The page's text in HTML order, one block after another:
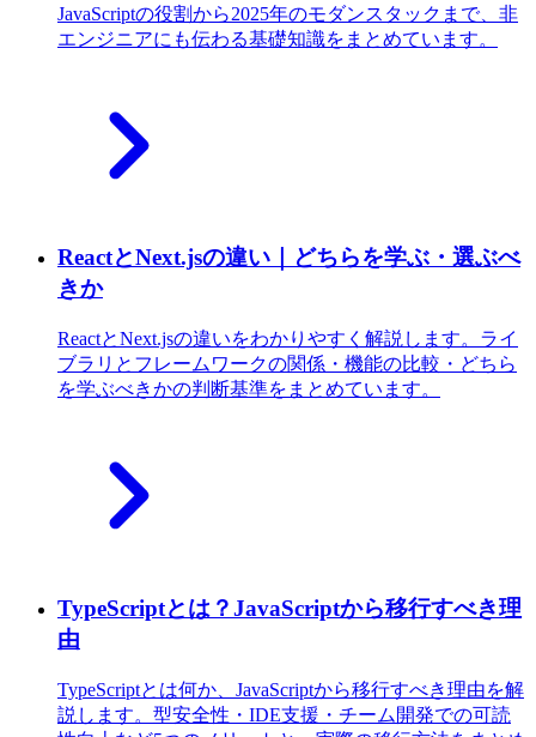
JavaScriptの役割から2025年のモダンスタックまで、非
エンジニアにも伝わる基礎知識をまとめています。
ReactとNext.jsの違い｜どちらを学ぶ・選ぶべ
きか
ReactとNext.jsの違いをわかりやすく解説します。ライ
ブラリとフレームワークの関係・機能の比較・どちら
を学ぶべきかの判断基準をまとめています。
TypeScriptとは？JavaScriptから移行すべき理
由
TypeScriptとは何か、JavaScriptから移行すべき理由を解
説します。型安全性・IDE支援・チーム開発での可読